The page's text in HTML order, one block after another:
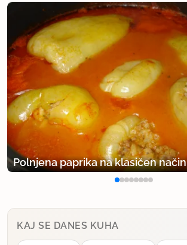
Polnjena paprika na klasičen način
KAJ SE DANES KUHA